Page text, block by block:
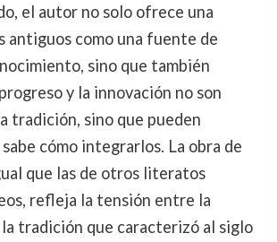
el autor no solo ofrece una
antiguos como una fuente de
sino que también
y la innovación no son
tradición, sino que pueden
cómo integrarlos. La obra de
que las de otros literatos
refleja la tensión entre la
tradición que caracterizó al siglo